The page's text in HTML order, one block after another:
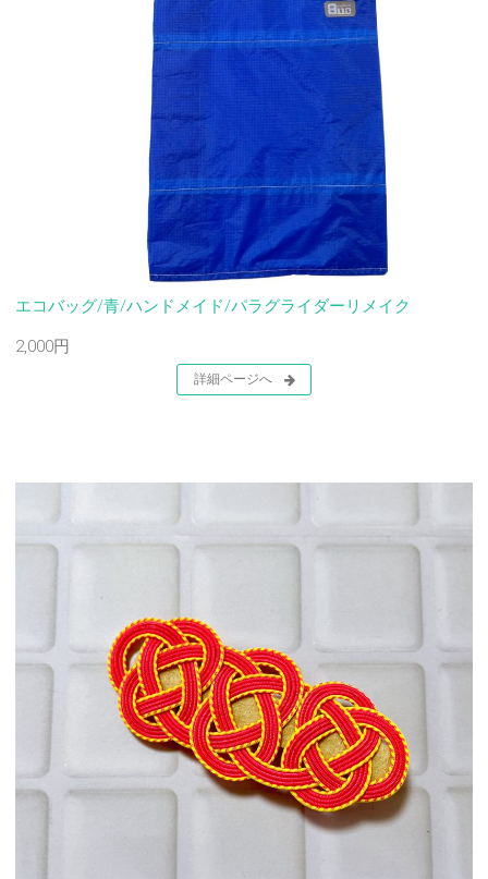
エコバッグ/青/ハンドメイド/パラグライダーリメイク
2,000円
詳細ページへ